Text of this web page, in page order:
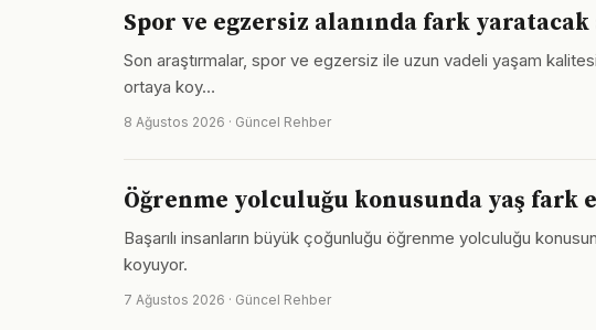
Spor ve egzersiz alanında fark
Son araştırmalar, spor ve egzersiz ile uzun vadeli yaşam
ortaya koy…
8 Ağustos 2026 · Güncel Rehber
Öğrenme yolculuğu konusunda yaş
Başarılı insanların büyük çoğunluğu öğrenme yolculuğu
koyuyor.
7 Ağustos 2026 · Güncel Rehber